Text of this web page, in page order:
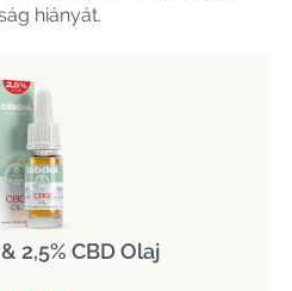
hiányát.
2,5% CBD Olaj